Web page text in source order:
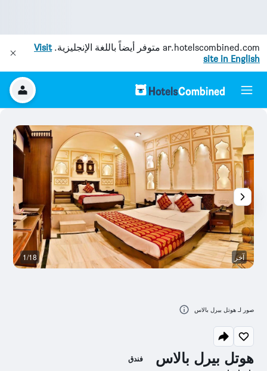
ar.hotelscombined.com متوفر أيضاً باللغة الإنجليزية.Visit
site in English
هوتل بيرل بالاس فندق
آخر 1/18
صور لـ هوتل بيرل بالاس